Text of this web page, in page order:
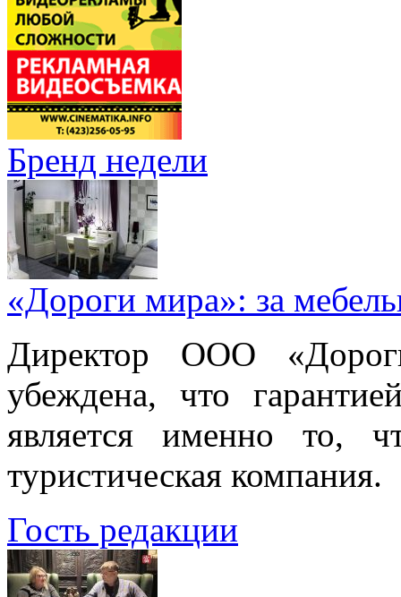
Бренд недели
«Дороги мира»: за
Директор ООО
убеждена, что
является именно то,
туристическая компания.
Гость редакции